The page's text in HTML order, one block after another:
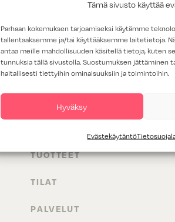
Tämä sivusto käyttää
Parhaan kokemuksen tarjoamiseksi käytämme
tallentaaksemme ja/tai käyttääksemme laitetietoja.
antaa meille mahdollisuuden käsitellä tietoja, kuten
tunnuksia tällä sivustolla. Suostumuksen jättäminen
haitallisesti tiettyihin ominaisuuksiin ja toimintoihin.
Hyväksy
Evästekäytäntö
TUOTTEET
TILAT
PALVELUT